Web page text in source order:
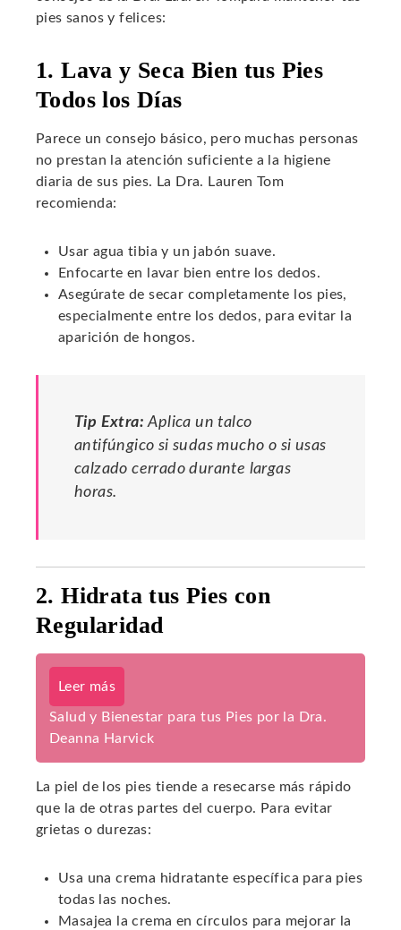
pies sanos y felices:
1. Lava y Seca Bien tus Pies
Todos los Días
Parece un consejo básico, pero muchas personas
no prestan la atención suficiente a la higiene
diaria de sus pies. La Dra. Lauren Tom
recomienda:
Usar agua tibia y un jabón suave.
Enfocarte en lavar bien entre los dedos.
Asegúrate de secar completamente los pies,
especialmente entre los dedos, para evitar la
aparición de hongos.
Tip Extra: Aplica un talco
antifúngico si sudas mucho o si usas
calzado cerrado durante largas
horas.
2. Hidrata tus Pies con
Regularidad
Leer más
Salud y Bienestar para tus Pies por la Dra.
Deanna Harvick
La piel de los pies tiende a resecarse más rápido
que la de otras partes del cuerpo. Para evitar
grietas o durezas:
Usa una crema hidratante específica para pies
todas las noches.
Masajea la crema en círculos para mejorar la